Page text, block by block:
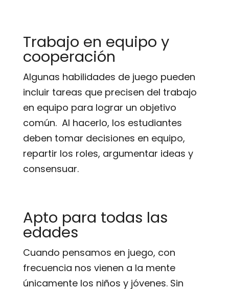
Trabajo en equipo y
cooperación
Algunas habilidades de juego pueden
incluir tareas que precisen del trabajo
en equipo para lograr un objetivo
común. Al hacerlo, los estudiantes
deben tomar decisiones en equipo,
repartir los roles, argumentar ideas y
consensuar.
Apto para todas las
edades
Cuando pensamos en juego, con
frecuencia nos vienen a la mente
únicamente los niños y jóvenes. Sin